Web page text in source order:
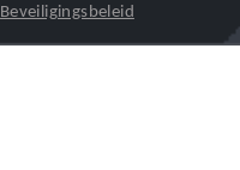
Beveiligingsbeleid